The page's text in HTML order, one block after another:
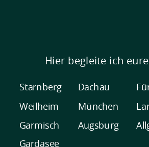
Hier begleite ich
Starnberg Dachau
Augsburg
Weilheim München
Garmisch
Gardasee